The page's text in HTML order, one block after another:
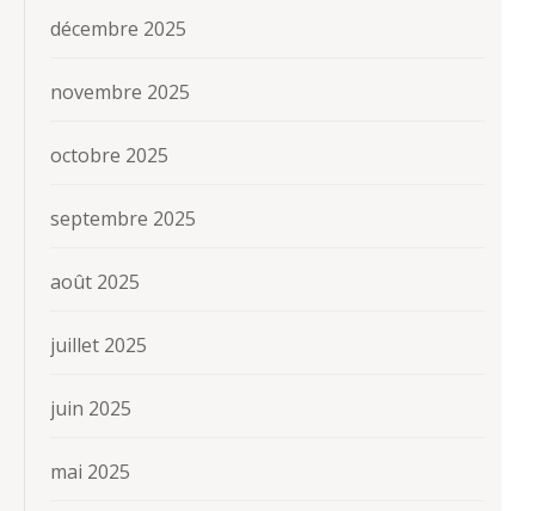
décembre 2025
novembre 2025
octobre 2025
septembre 2025
août 2025
juillet 2025
juin 2025
mai 2025